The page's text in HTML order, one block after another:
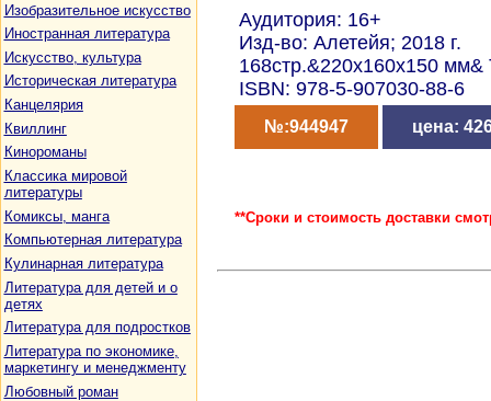
Изобразительное искусство
Иностранная литература
Искусство, культура
Историческая литература
Канцелярия
Квиллинг
Кинороманы
Классика мировой
литературы
Комиксы, манга
Компьютерная литература
Кулинарная литература
Литература для детей и о
детях
Литература для подростков
Литература по экономике,
маркетингу и менеджменту
Любовный роман
Аудитория: 16+
Изд-во: Алетейя; 2018 г.
168стр.&220x160x150
ISBN: 978-5-907030-88-6
№:944947 цена:
**Сроки и стоимость доставки